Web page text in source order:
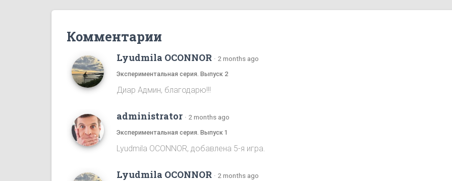
Комментарии
Lyudmila OCONNOR · 2 months ago
Экспериментальная серия. Выпуск 2
Диар Админ, благодарю!!!
administrator · 2 months ago
Экспериментальная серия. Выпуск 1
Lyudmila OCONNOR, добавлена 5-я игра.
Lyudmila OCONNOR · 2 months ago